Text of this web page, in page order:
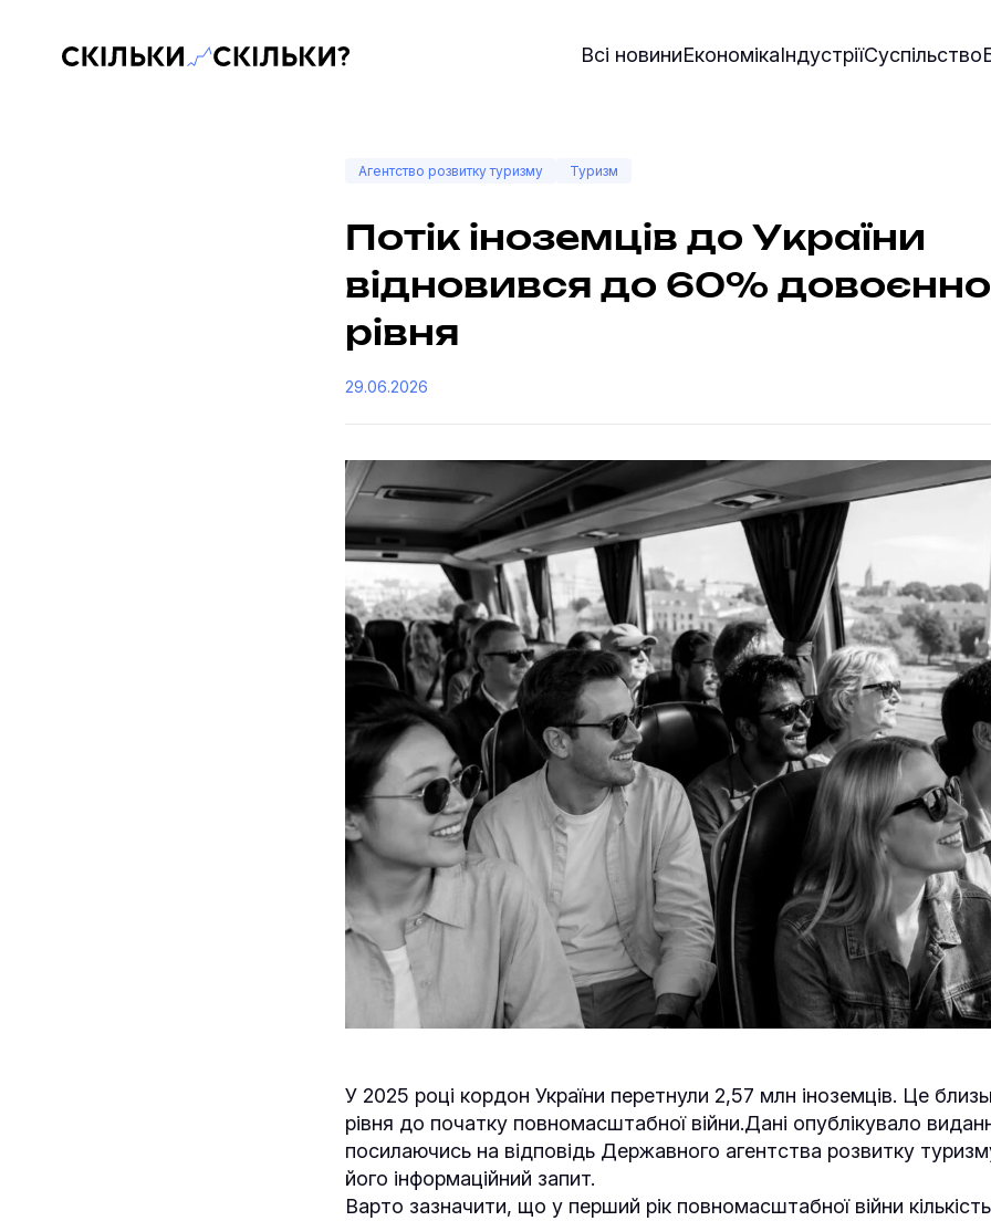
Скільки-скільки? — Медіа про суспільні дані Всі новиниЕкономікаІндустріїСуспільство
Агентство розвитку туризму Туризм
Потік іноземців до України
відновився до 60%
рівня
29.06.2026
У 2025 році кордон України перетнули 2,57 млн іноземців. Це
рівня до початку повномасштабної війни.Дані опублікувало
посилаючись на відповідь Державного агентства розвитку
його інформаційний запит.
Варто зазначити, що у перший рік повномасштабної війни кількість